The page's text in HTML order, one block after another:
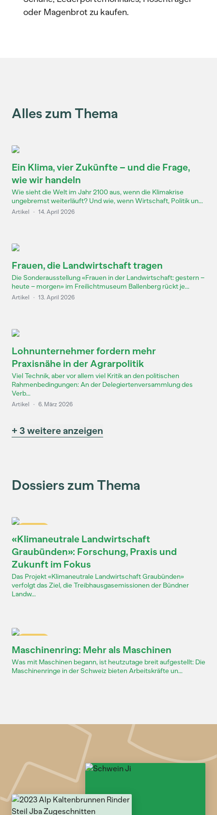
oder Magenbrot zu kaufen.
Alles zum Thema
Ein Klima, vier Zukünfte – und die Frage,
wie wir handeln
Wie sieht die Welt im Jahr 2100 aus, wenn die Klimakrise
ungebremst weiterläuft? Und wie, wenn Wirtschaft, Politik un...
Artikel · 14. April 2026
Frauen, die Landwirtschaft tragen
Die Sonderausstellung «Frauen in der Landwirtschaft: gestern –
heute – morgen» im Freilichtmuseum Ballenberg rückt je...
Artikel · 13. April 2026
Lohnunternehmer fordern mehr
Praxisnähe in der Agrarpolitik
Viel Technik, aber vor allem viel Kritik an den politischen
Rahmenbedingungen: An der Delegiertenversammlung des
Verb...
Artikel · 6. März 2026
+ 3 weitere anzeigen
Dossiers zum Thema
«Klimaneutrale Landwirtschaft
Graubünden»: Forschung, Praxis und
Zukunft im Fokus
Das Projekt «Klimaneutrale Landwirtschaft Graubünden»
verfolgt das Ziel, die Treibhausgasemissionen der Bündner
Landw...
Maschinenring: Mehr als Maschinen
Was mit Maschinen begann, ist heutzutage breit aufgestellt: Die
Maschinenringe in der Schweiz bieten Arbeitskräfte un...